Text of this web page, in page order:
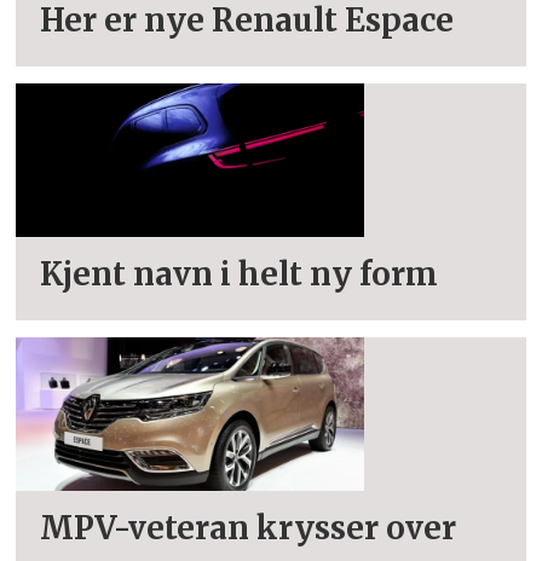
Her er nye Renault Espace
Kjent navn i helt ny form
MPV-veteran krysser over